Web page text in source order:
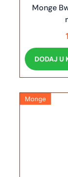
Monge
DODAJ U
Monge